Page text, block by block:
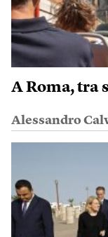
A Roma, tra
Alessandro